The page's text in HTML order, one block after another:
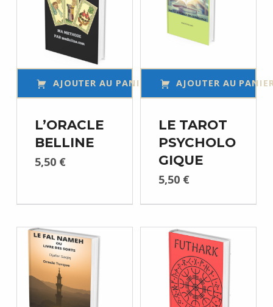
AJOUTER AU PANIER
L’ORACLE
BELLINE
5,50 €
AJOUTER AU
LE TAROT
PSYCHOLO
GIQUE
5,50 €